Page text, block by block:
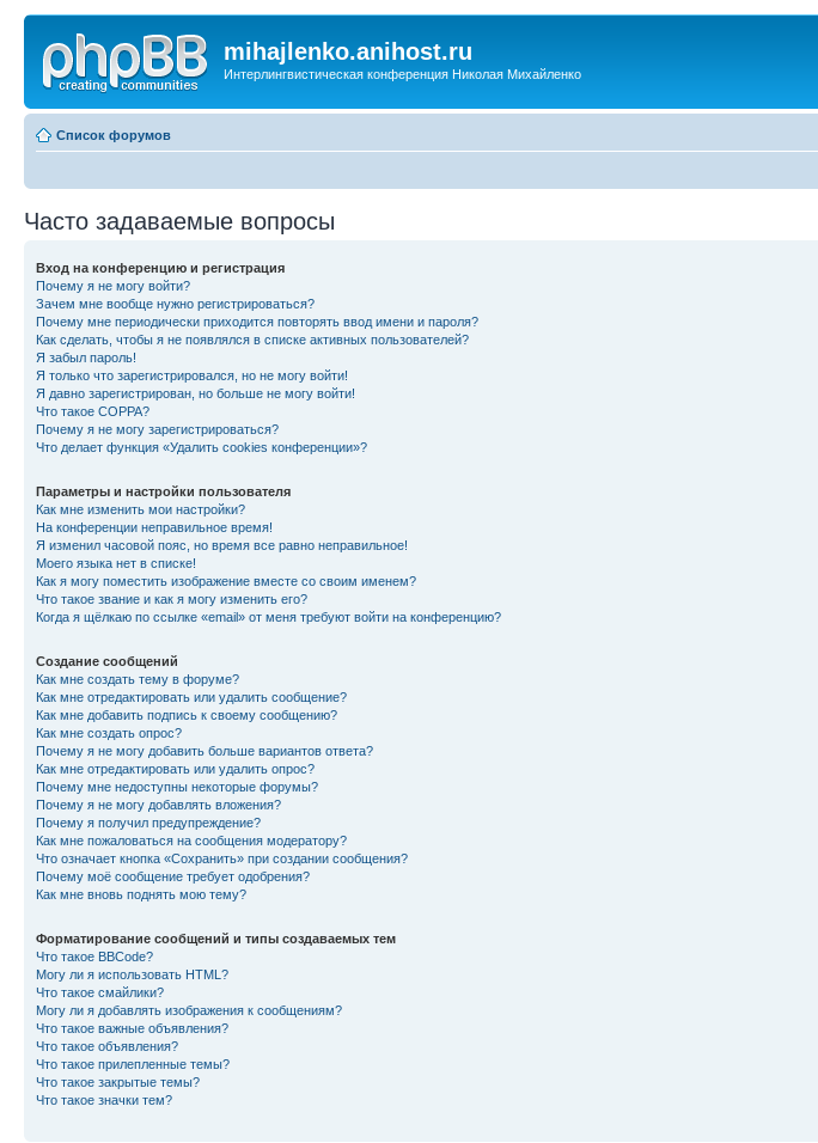
mihajlenko.anihost.ru
Интерлингвистическая конференция Николая Михайленко
Список форумов
Часто задаваемые вопросы
Вход на конференцию и регистрация
Почему я не могу войти?
Зачем мне вообще нужно регистрироваться?
Почему мне периодически приходится повторять ввод имени и пароля?
Как сделать, чтобы я не появлялся в списке активных пользователей?
Я забыл пароль!
Я только что зарегистрировался, но не могу войти!
Я давно зарегистрирован, но больше не могу войти!
Что такое COPPA?
Почему я не могу зарегистрироваться?
Что делает функция «Удалить cookies конференции»?
Параметры и настройки пользователя
Как мне изменить мои настройки?
На конференции неправильное время!
Я изменил часовой пояс, но время все равно неправильное!
Моего языка нет в списке!
Как я могу поместить изображение вместе со своим именем?
Что такое звание и как я могу изменить его?
Когда я щёлкаю по ссылке «email» от меня требуют войти на конференцию?
Создание сообщений
Как мне создать тему в форуме?
Как мне отредактировать или удалить сообщение?
Как мне добавить подпись к своему сообщению?
Как мне создать опрос?
Почему я не могу добавить больше вариантов ответа?
Как мне отредактировать или удалить опрос?
Почему мне недоступны некоторые форумы?
Почему я не могу добавлять вложения?
Почему я получил предупреждение?
Как мне пожаловаться на сообщения модератору?
Что означает кнопка «Сохранить» при создании сообщения?
Почему моё сообщение требует одобрения?
Как мне вновь поднять мою тему?
Форматирование сообщений и типы создаваемых тем
Что такое BBCode?
Могу ли я использовать HTML?
Что такое смайлики?
Могу ли я добавлять изображения к сообщениям?
Что такое важные объявления?
Что такое объявления?
Что такое прилепленные темы?
Что такое закрытые темы?
Что такое значки тем?